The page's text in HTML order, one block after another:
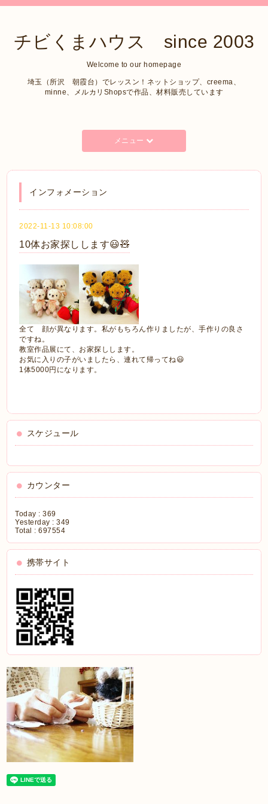
チビくまハウス since 2003
Welcome to our homepage
埼玉（所沢 朝霞台）でレッスン！ネットショップ、creema、
minne、メルカリShopsで作品、材料販売しています
メニュー
インフォメーション
2022-11-13 10:08:00
10体お家探しします😃🧸
全て 顔が異なります。私がもちろん作りましたが、手作りの良さ
ですね。
教室作品展にて、お家探しします。
お気に入りの子がいましたら、連れて帰ってね😃
1体5000円になります。
スケジュール
カウンター
Today :369
Yesterday :349
Total :697554
携帯サイト